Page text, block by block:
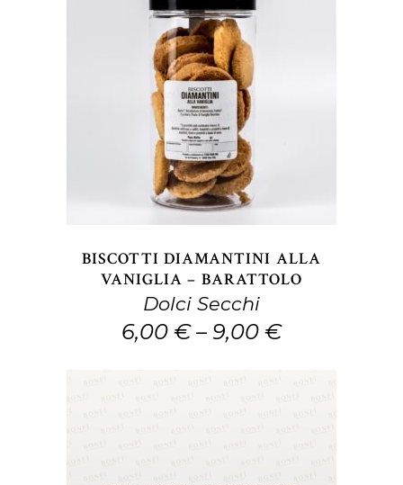
SCEGLI
Questo
prodotto
ha
più
varianti.
Le
opzioni
possono
essere
scelte
BISCOTTI DIAMANTINI ALLA
VANIGLIA – BARATTOLO
Dolci Secchi
6,00 €– 9,00 €